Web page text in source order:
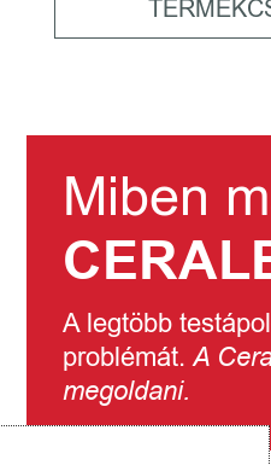
Miben
A legtöbb
problémát.A
megoldani.